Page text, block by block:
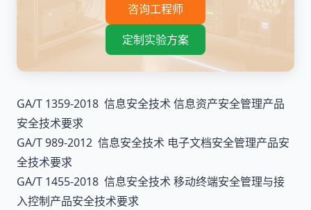
咨询工程师
定制实验方案
GA/T 1359-2018 信息安全技术 信息资产安全管理产品
安全技术要求
GA/T 989-2012 信息安全技术 电子文档安全管理产品安
全技术要求
GA/T 1455-2018 信息安全技术 移动终端安全管理与接
入控制产品安全技术要求